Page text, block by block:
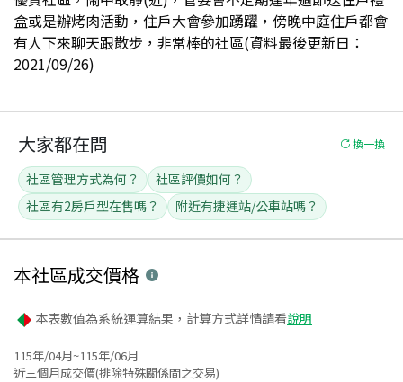
盒或是辦烤肉活動，住戶大會參加踴躍，傍晚中庭住戶都會
有人下來聊天跟散步，非常棒的社區(資料最後更新日：
2021/09/26)
大家都在問 換一換
社區管理方式為何？
社區評價如何？
社區有2房戶型在售嗎？
附近有捷運站/公車站嗎？
本社區成交價格
本表數值為系統運算結果，計算方式詳情請看說明
115年/04月~115年/06月
近三個月成交價(排除特殊關係間之交易)